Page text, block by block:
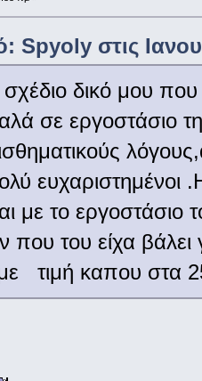
Spyoly στις
δικό μου
σε εργοστάσιο
με το
του είχα βάλει
τιμή καπου στα